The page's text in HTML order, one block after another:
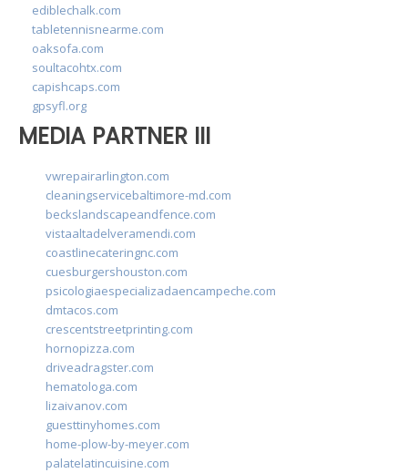
ediblechalk.com
tabletennisnearme.com
oaksofa.com
soultacohtx.com
capishcaps.com
gpsyfl.org
MEDIA PARTNER III
vwrepairarlington.com
cleaningservicebaltimore-md.com
beckslandscapeandfence.com
vistaaltadelveramendi.com
coastlinecateringnc.com
cuesburgershouston.com
psicologiaespecializadaencampeche.com
dmtacos.com
crescentstreetprinting.com
hornopizza.com
driveadragster.com
hematologa.com
lizaivanov.com
guesttinyhomes.com
home-plow-by-meyer.com
palatelatincuisine.com